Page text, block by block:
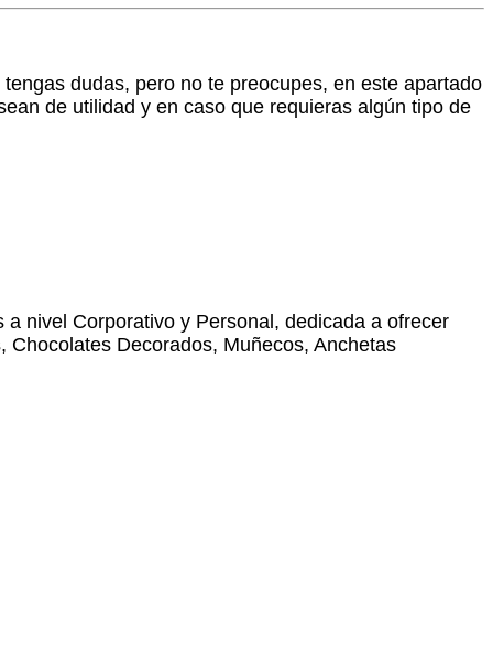
dudas, pero no te preocupes, en este apartado
de utilidad y en caso que requieras algún tipo de
nivel Corporativo y Personal, dedicada a ofrecer
Decorados, Muñecos, Anchetas